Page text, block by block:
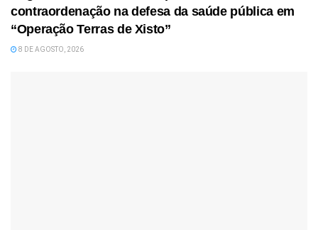
contraordenação na defesa da saúde pública em
“Operação Terras de Xisto”
8 DE AGOSTO, 2026